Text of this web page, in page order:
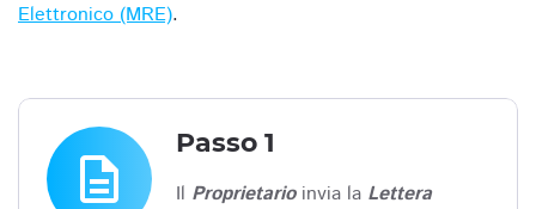
Elettronico (MRE).
description
Passo 1
Il Proprietarioinvia la Lettera